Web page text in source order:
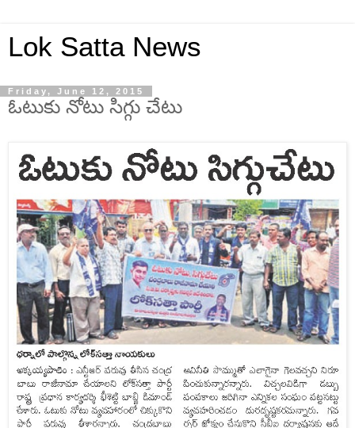
Lok Satta News
Friday, June 12, 2015
ఓటుకు నోటు సిగ్గు చేటు